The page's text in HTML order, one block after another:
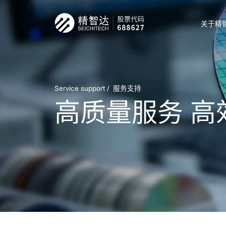
关于精
Service support / 服务支持
高质量服务 高